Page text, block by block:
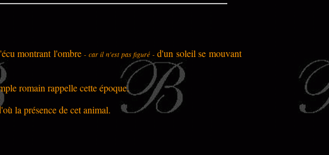
montrant l'ombre - car il n'est pas figuré - d'un soleilse mouvant
romain rappelle cette époque.
la présence de cet animal.